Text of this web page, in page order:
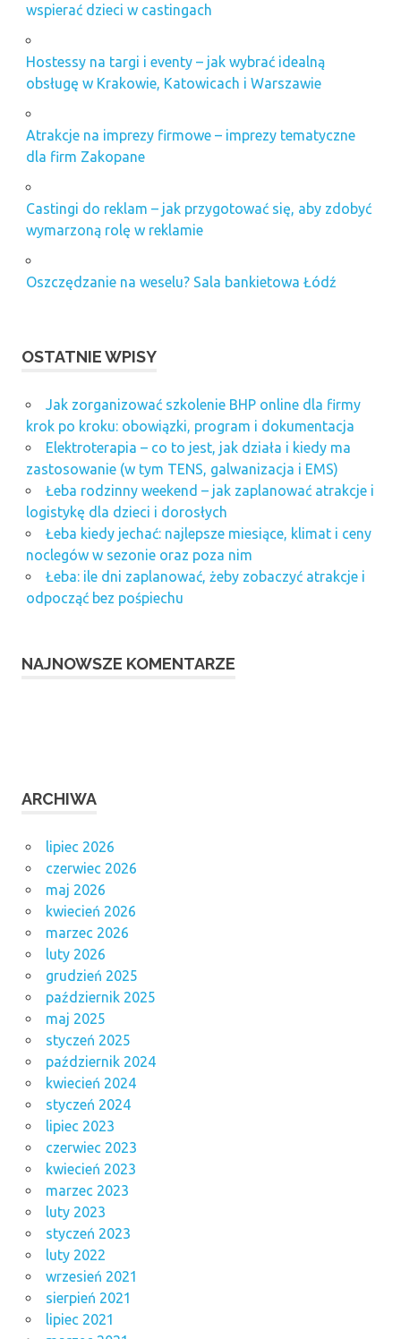
wspierać dzieci w castingach
Hostessy na targi i eventy – jak wybrać idealną
obsługę w Krakowie, Katowicach i Warszawie
Atrakcje na imprezy firmowe – imprezy tematyczne
dla firm Zakopane
Castingi do reklam – jak przygotować się, aby zdobyć
wymarzoną rolę w reklamie
Oszczędzanie na weselu? Sala bankietowa Łódź
OSTATNIE WPISY
Jak zorganizować szkolenie BHP online dla firmy
krok po kroku: obowiązki, program i dokumentacja
Elektroterapia – co to jest, jak działa i kiedy ma
zastosowanie (w tym TENS, galwanizacja i EMS)
Łeba rodzinny weekend – jak zaplanować atrakcje i
logistykę dla dzieci i dorosłych
Łeba kiedy jechać: najlepsze miesiące, klimat i ceny
noclegów w sezonie oraz poza nim
Łeba: ile dni zaplanować, żeby zobaczyć atrakcje i
odpocząć bez pośpiechu
NAJNOWSZE KOMENTARZE
ARCHIWA
lipiec 2026
czerwiec 2026
maj 2026
kwiecień 2026
marzec 2026
luty 2026
grudzień 2025
październik 2025
maj 2025
styczeń 2025
październik 2024
kwiecień 2024
styczeń 2024
lipiec 2023
czerwiec 2023
kwiecień 2023
marzec 2023
luty 2023
styczeń 2023
luty 2022
wrzesień 2021
sierpień 2021
lipiec 2021